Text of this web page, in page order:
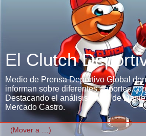
El Clutch
Medio de Prensa Deportivo Global
informan sobre diferentes deportes
Destacando el análisis único de
Mercado Castro.